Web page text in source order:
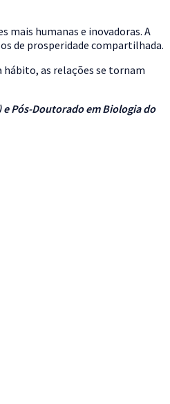
mais humanas e inovadoras. A
de prosperidade compartilhada.
hábito, as relações se tornam
e Pós-Doutorado em Biologia do